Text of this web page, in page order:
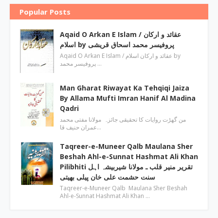
Popular Posts
Aqaid O Arkan E Islam / عقائد و ارکان
اسلام by پروفیسر محمد اسحاق قریشی
Aqaid O Arkan E Islam / عقائد و ارکان اسلام by
پروفیسر محمد …
Man Gharat Riwayat Ka Tehqiqi Jaiza
By Allama Mufti Imran Hanif Al Madina
Qadri
من گھڑت روایات کا تحقیقی جائزہ مولانا مفتی محمد
عمران حنیف قا…
Taqreer-e-Muneer Qalb Maulana Sher
Beshah Ahl-e-Sunnat Hashmat Ali Khan
Pilibhiti تقریر منیر قلب ـ مولانا شیربیشہ اہل
سنت حشمت علی خان پیلی بھیتی
Taqreer-e-Muneer Qalb Maulana Sher Beshah
Ahl-e-Sunnat Hashmat Ali Khan …